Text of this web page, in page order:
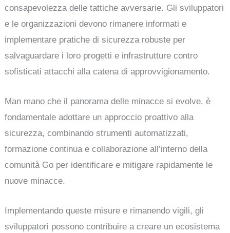
consapevolezza delle tattiche avversarie. Gli sviluppatori
e le organizzazioni devono rimanere informati e
implementare pratiche di sicurezza robuste per
salvaguardare i loro progetti e infrastrutture contro
sofisticati attacchi alla catena di approvvigionamento.
Man mano che il panorama delle minacce si evolve, è
fondamentale adottare un approccio proattivo alla
sicurezza, combinando strumenti automatizzati,
formazione continua e collaborazione all’interno della
comunità Go per identificare e mitigare rapidamente le
nuove minacce.
Implementando queste misure e rimanendo vigili, gli
sviluppatori possono contribuire a creare un ecosistema